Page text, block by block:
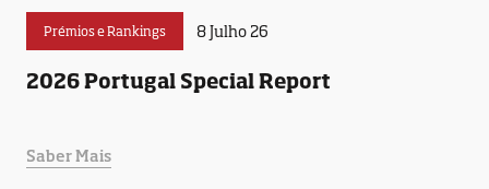
Prémios e Rankings 8 Julho 26
2026 Portugal Special Report
Saber Mais